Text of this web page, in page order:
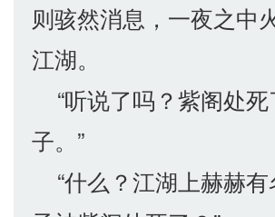
则骇然消息，一夜之中
江湖。
“听说了吗？紫阁处死
子。”
“什么？江湖上赫赫有